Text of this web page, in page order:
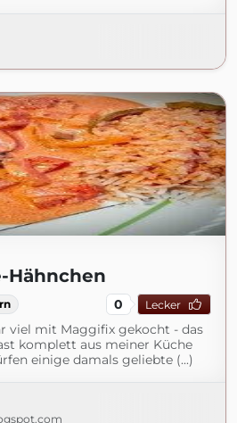
Hähnchen
0 Lecker
viel mit Maggifix gekocht - das
komplett aus meiner Küche
einige damals geliebte (...)